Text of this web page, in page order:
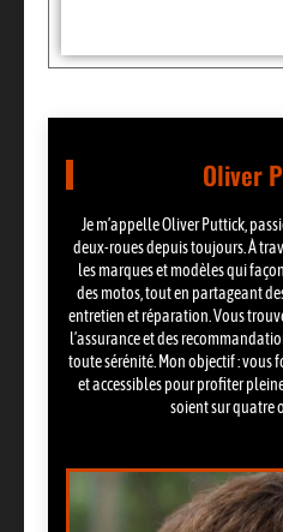
Oliver
Je m’appelle Oliver Puttick,
deux-roues depuis toujours. À
les marques et modèles qui
des motos, tout en partageant
entretien et réparation. Vous
l’assurance et des
toute sérénité. Mon objectif :
et accessibles pour profiter
soient sur quatre